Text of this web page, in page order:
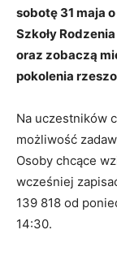
sobotę 31 maja
Szkoły
oraz zobaczą
pokolenia
Na uczestników
możliwość
Osoby chcące
wcześniej
139 818 od
14:30.